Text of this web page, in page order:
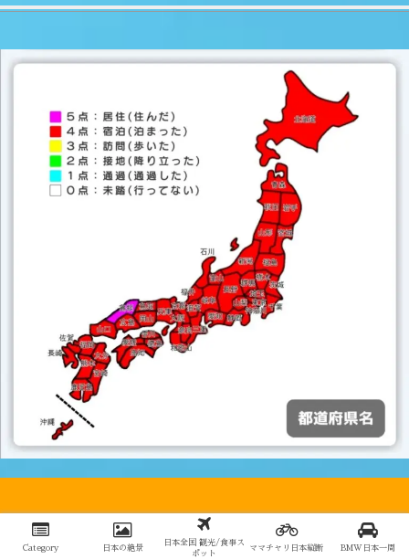
Copyright © 2020-2026 yoshipuriblog All Rights Reserved.
Category 日本の絶景
日本全国 観光/食事ス
ポット
ママチャリ日本縦断 BMW日本一周